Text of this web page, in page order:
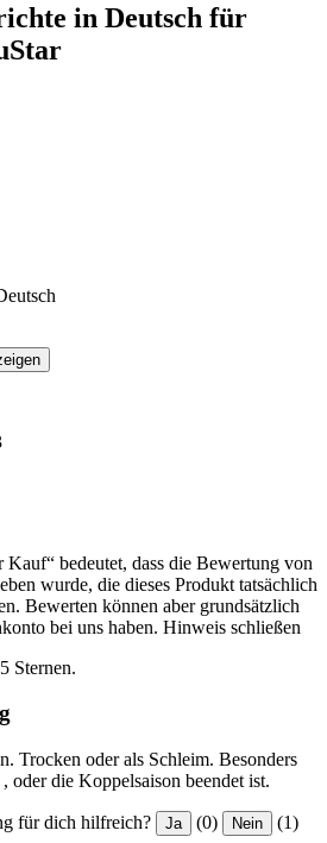
in Deutsch für
bedeutet, dass die Bewertung von
wurde, die dieses Produkt tatsächlich
Bewerten können aber grundsätzlich
bei uns haben. Hinweis schließen
Sternen.
Trocken oder als Schleim. Besonders
oder die Koppelsaison beendet ist.
für dich hilfreich? Ja (0) Nein (1)